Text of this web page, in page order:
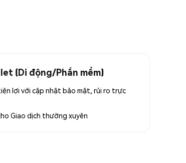
(Di động/Phần mềm)
lợi với cập nhật bảo mật, rủi ro trực
Giao dịch thường xuyên